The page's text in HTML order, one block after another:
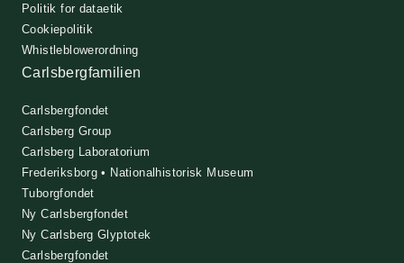
Politik for dataetik
Cookiepolitik
Whistleblowerordning
Carlsbergfamilien
Carlsbergfondet
Carlsberg Group
Carlsberg Laboratorium
Frederiksborg • Nationalhistorisk Museum
Tuborgfondet
Ny Carlsbergfondet
Ny Carlsberg Glyptotek
Carlsbergfondet